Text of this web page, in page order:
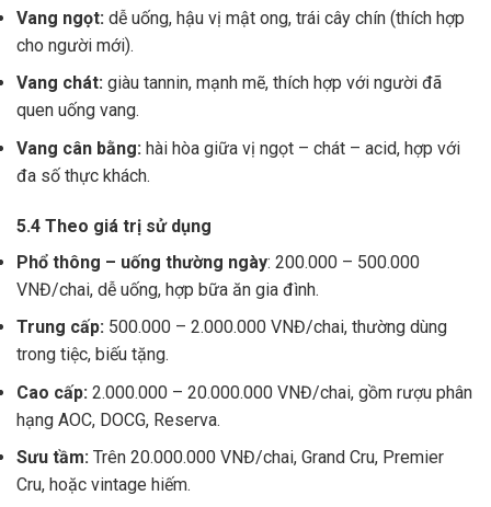
Vang ngọt: dễ uống, hậu vị mật ong, trái cây chín (thích hợp
cho người mới).
Vang chát: giàu tannin, mạnh mẽ, thích hợp với người đã
quen uống vang.
Vang cân bằng: hài hòa giữa vị ngọt – chát – acid, hợp với
đa số thực khách.
5.4 Theo giá trị sử dụng
Phổ thông – uống thường ngày: 200.000 – 500.000
VNĐ/chai, dễ uống, hợp bữa ăn gia đình.
Trung cấp: 500.000 – 2.000.000 VNĐ/chai, thường dùng
trong tiệc, biếu tặng.
Cao cấp: 2.000.000 – 20.000.000 VNĐ/chai, gồm rượu phân
hạng AOC, DOCG, Reserva.
Sưu tầm: Trên 20.000.000 VNĐ/chai, Grand Cru, Premier
Cru, hoặc vintage hiếm.